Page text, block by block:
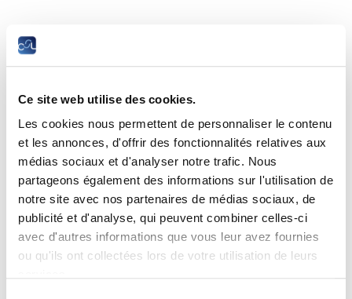
Ce site web utilise des cookies.
Les cookies nous permettent de personnaliser le contenu
et les annonces, d'offrir des fonctionnalités relatives aux
médias sociaux et d'analyser notre trafic. Nous
partageons également des informations sur l'utilisation de
notre site avec nos partenaires de médias sociaux, de
publicité et d'analyse, qui peuvent combiner celles-ci
avec d'autres informations que vous leur avez fournies
ou qu'ils ont collectées lors de votre utilisation de leurs
toute simplicité
JE CALCULE
Improof.lu
DÉCOUVREZ LE SITE